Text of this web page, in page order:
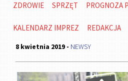
ZDROWIE SPRZĘT PROGNOZA
KALENDARZ IMPREZ REDAKCJA
8 kwietnia 2019 - NEWSY